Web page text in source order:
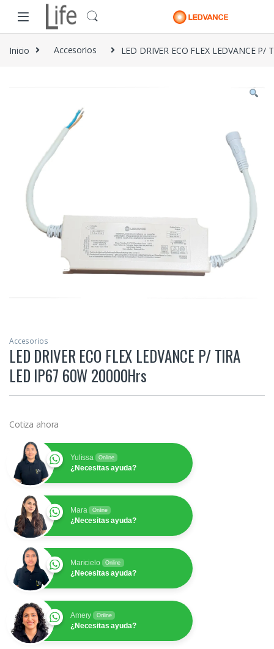
Skip to navigation
Skip to content
Inicio Accesorios LED DRIVER ECO FLEX LEDVANCE
Accesorios
LED DRIVER ECO FLEX LEDVANCE P/ TIRA
LED IP67 60W 20000Hrs
Cotiza ahora
Yulissa Online
¿Necesitas ayuda?
Mara Online
¿Necesitas ayuda?
Maricielo Online
¿Necesitas ayuda?
Amery Online
¿Necesitas ayuda?